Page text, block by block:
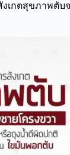
งเกตสุขภาพตับ